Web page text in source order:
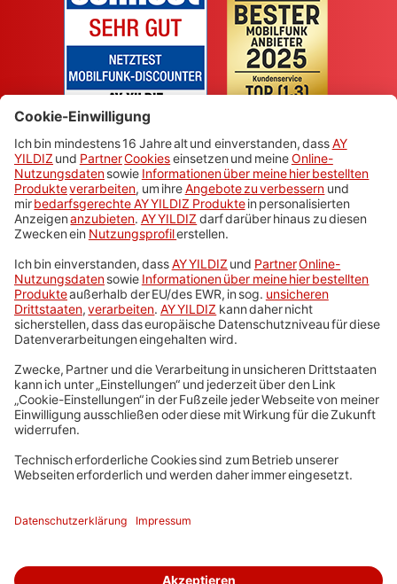
Handys und Tarife
Prepaid
Telefonie in der Türkei
Service
Impressum AGB & Preise
Datenschutz
Cookie-Einstellungen
Sitemap
Karriere
Zurück nach oben